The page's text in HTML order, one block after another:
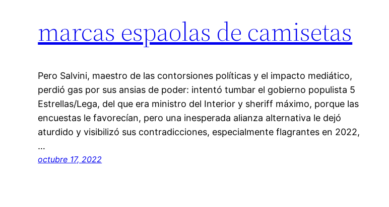
marcas espaolas de camisetas
Pero Salvini, maestro de las contorsiones políticas y el impacto mediático,
perdió gas por sus ansias de poder: intentó tumbar el gobierno populista 5
Estrellas/Lega, del que era ministro del Interior y sheriff máximo, porque las
encuestas le favorecían, pero una inesperada alianza alternativa le dejó
aturdido y visibilizó sus contradicciones, especialmente flagrantes en 2022,
…
octubre 17, 2022